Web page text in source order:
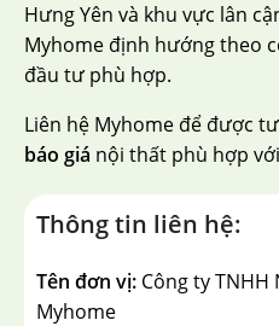
Hưng Yên và khu vực lân
Myhome định hướng theo
đầu tư phù hợp.
Liên hệ Myhome để được
báo giá nội thất phù hợp
Thông tin liên hệ:
Tên đơn vị: Công ty
Myhome